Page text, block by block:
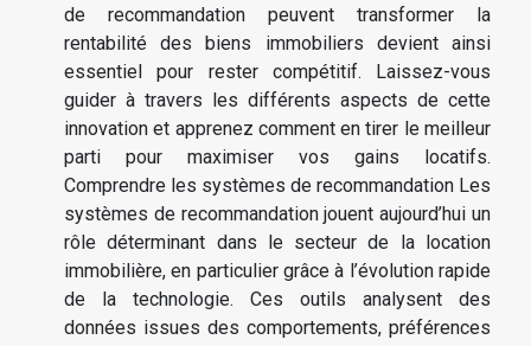
de recommandation peuvent transformer la
rentabilité des biens immobiliers devient ainsi
essentiel pour rester compétitif. Laissez-vous
guider à travers les différents aspects de cette
innovation et apprenez comment en tirer le meilleur
parti pour maximiser vos gains locatifs.
Comprendre les systèmes de recommandation Les
systèmes de recommandation jouent aujourd’hui un
rôle déterminant dans le secteur de la location
immobilière, en particulier grâce à l’évolution rapide
de la technologie. Ces outils analysent des
données issues des comportements, préférences